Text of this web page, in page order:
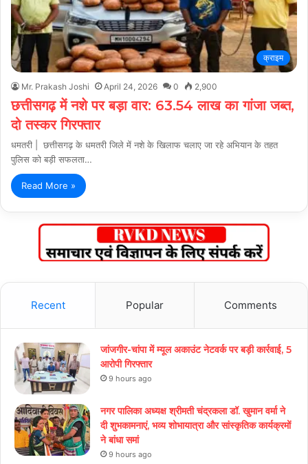
क्राइम
Mr. Prakash Joshi April 24, 2026 0 2,900
छत्तीसगढ़ में नशे पर बड़ा वार: 63.54 लाख का गांजा जब्त,
दो तस्कर गिरफ्तार
धमतरी | छत्तीसगढ़ के धमतरी जिले में नशे के खिलाफ चलाए जा रहे अभियान के तहत
पुलिस को बड़ी सफलता…
Read More »
Recent Popular Comments
जांजगीर-चांपा में म्यूल अकाउंट नेटवर्क पर बड़ी कार्रवाई, 5
आरोपी गिरफ्तार
9 hours ago
नगर पालिका अध्यक्ष श्रीमती चंद्रकला डॉ. खुमान वर्मा ने
दी शुभकामनाएं, भव्य शोभायात्रा और सांस्कृतिक कार्यक्रमों
ने बांधा समां
9 hours ago